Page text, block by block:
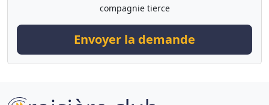
compagnie tierce
Envoyer la demande